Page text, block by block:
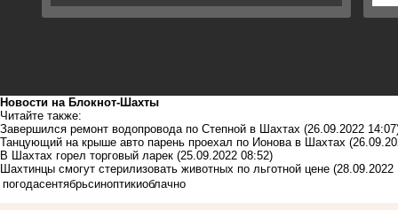
Новости на Блoкнoт-Шахты
Читайте также:
Завершился ремонт водопровода по Степной в Шахтах (26.09.2022
Танцующий на крыше авто парень проехал по Ионова в Шахтах
В Шахтах горел торговый ларек (25.09.2022 08:52)
Шахтинцы смогут стерилизовать животных по льготной цене (28.09.2022
погодасентябрьсиноптикиоблачно